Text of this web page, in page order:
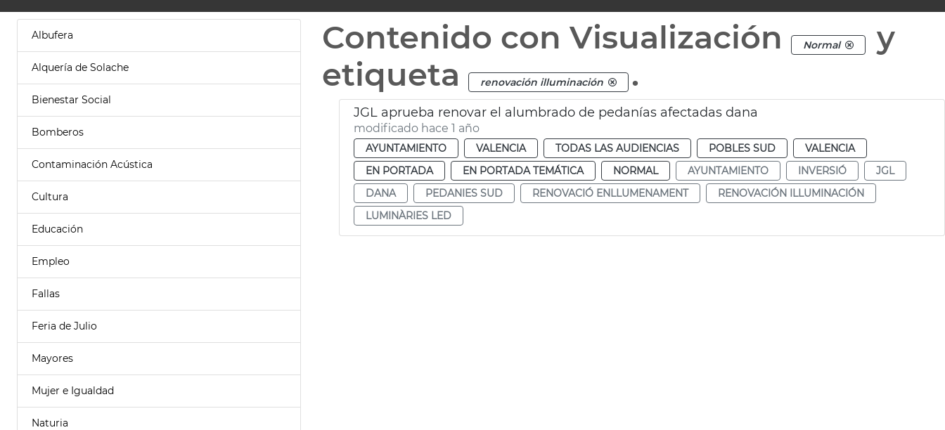
Albufera
Alquería de Solache
Bienestar Social
Bomberos
Contaminación Acústica
Cultura
Educación
Empleo
Fallas
Feria de Julio
Mayores
Mujer e Igualdad
Naturia
Contenido con Visualización Normal
y
etiqueta
renovación illuminación .
JGL aprueba renovar el alumbrado de pedanías afectadas dana
modificado hace 1 año
AYUNTAMIENTO VALENCIA TODAS LAS AUDIENCIAS POBLES SUD
VALENCIA
EN PORTADA
EN PORTADA TEMÁTICA NORMAL AYUNTAMIENTO INVERSIÓ
JGL
DANA
PEDANIES SUD RENOVACIÓ ENLLUMENAMENT
RENOVACIÓN ILLUMINACIÓN
LUMINÀRIES LED